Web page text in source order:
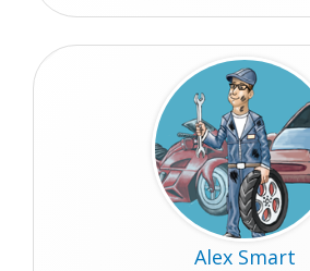
Alex Smart